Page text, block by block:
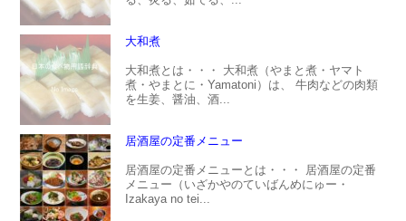
大和煮
大和煮とは・・・ 大和煮（やまと煮・ヤマト
煮・やまとに・Yamatoni）は、 牛肉などの肉類
を生姜、醤油、酒...
居酒屋の定番メニュー
居酒屋の定番メニューとは・・・ 居酒屋の定番
メニュー（いざかやのていばんめにゅー・
Izakaya no tei...